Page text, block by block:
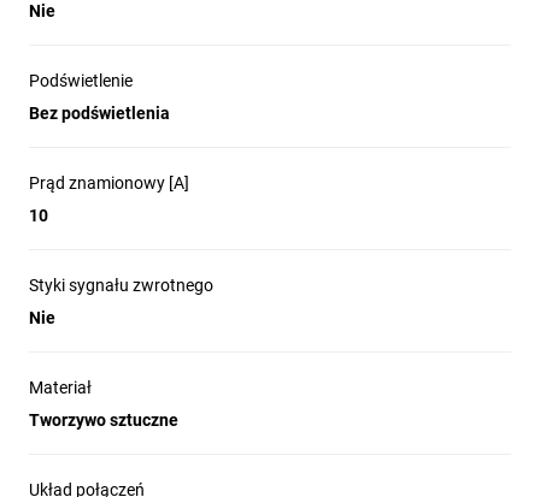
Nie
Podświetlenie
Bez podświetlenia
Prąd znamionowy [A]
10
Styki sygnału zwrotnego
Nie
Materiał
Tworzywo sztuczne
Układ połączeń